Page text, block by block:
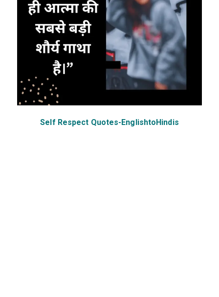
Self Respect Quotes-EnglishtoHindis